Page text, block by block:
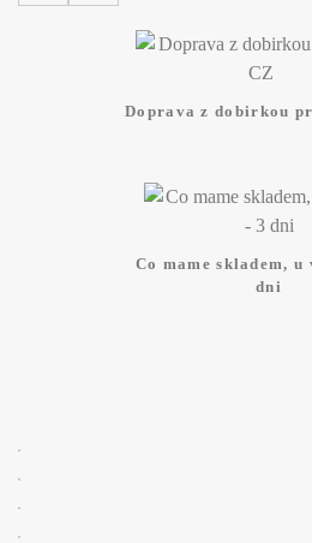
Doprava z dobirkou
Co mame skladem, u
dni